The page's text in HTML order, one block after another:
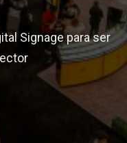
Signage para ser